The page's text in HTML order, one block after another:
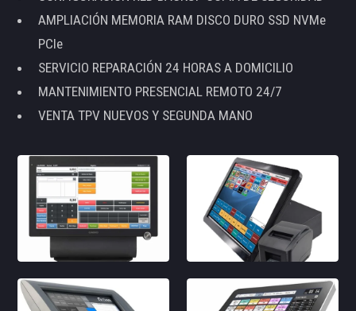
AMPLIACIÓN MEMORIA RAM DISCO DURO SSD NVMe
PCIe
SERVICIO REPARACIÓN 24 HORAS A DOMICILIO
MANTENIMIENTO PRESENCIAL REMOTO 24/7
VENTA TPV NUEVOS Y SEGUNDA MANO